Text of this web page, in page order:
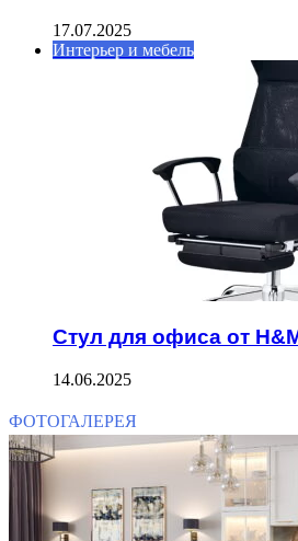
17.07.2025
Интерьер и мебель
Стул для офиса от
14.06.2025
ФОТОГАЛЕРЕЯ